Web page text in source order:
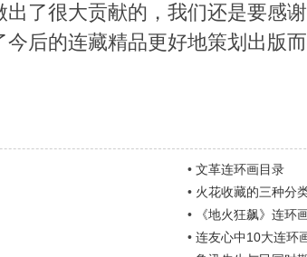
很大贡献的，我们还是要感
后的连藏精品更好地策划出版而
• 文革连环画目录
• 火花收藏的三种分
•
《地火狂飙》连环
• 连友心中10大连环